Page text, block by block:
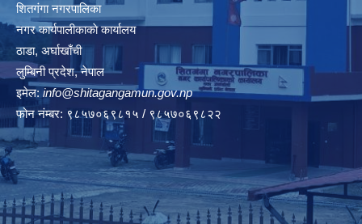
शितगंगा नगरपालिका
नगर कार्यपालीकाकाे कार्यालय
ठाडा, अर्घाखाँची
लुम्बिनी प्रदेश, नेपाल
इमेल: info@shitagangamun.gov.np
फोन नंम्बर: ९८५७०६९८१५ / ९८५७०६९८२२